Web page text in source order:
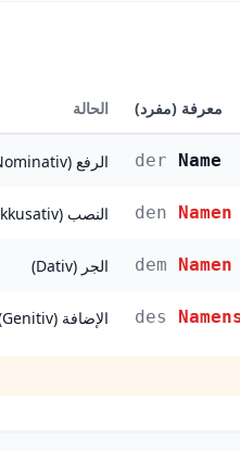
الحالة معرفة (مفرد)
الرفع (Nominativ) der Name
النصب (Akkusativ) den Namen
الجر (Dativ) dem Namen
الإضافة (Genitiv) des